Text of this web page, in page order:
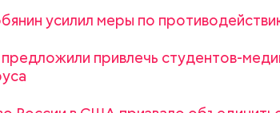
усилил меры по
привлечь студентов-
священника. Все богатства,
в городе Мире. Он был
Ему также приписывают